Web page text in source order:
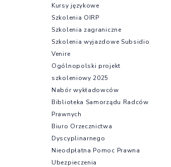
Kursy językowe
Szkolenia OIRP
Szkolenia zagraniczne
Szkolenia wyjazdowe Subsidio
Venire
Ogólnopolski projekt
szkoleniowy 2025
Nabór wykładowców
Biblioteka Samorządu Radców
Prawnych
Biuro Orzecznictwa
Dyscyplinarnego
Nieodpłatna Pomoc Prawna
Ubezpieczenia